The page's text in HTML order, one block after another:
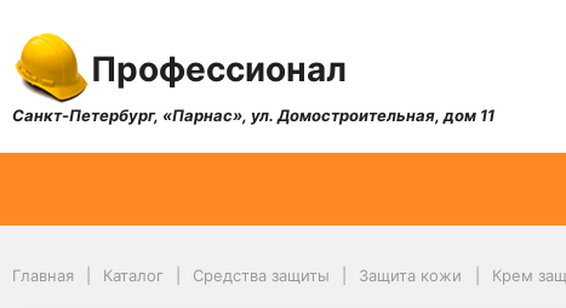
Профессионал
Санкт-Петербург, «Парнас», ул. Домостроительная, дом 11
Главная Каталог Средства защиты Защита кожи Крем